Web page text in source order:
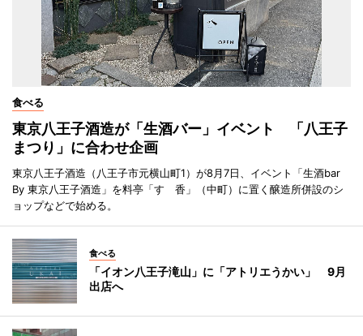
食べる
東京八王子酒造が「生酒バー」イベント 「八王子
まつり」に合わせ企画
東京八王子酒造（八王子市元横山町1）が8月7日、イベント「生酒bar
By 東京八王子酒造」を料亭「すゞ香」（中町）に置く醸造所併設のシ
ョップなどで始める。
食べる
「イオン八王子滝山」に「アトリエうかい」 9月
出店へ